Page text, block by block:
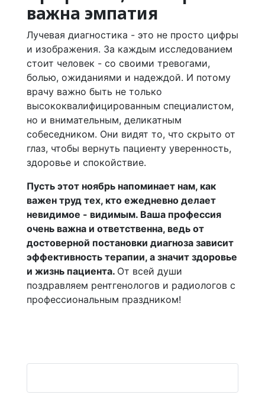
важна эмпатия
Лучевая диагностика - это не просто цифры
и изображения. За каждым исследованием
стоит человек - со своими тревогами,
болью, ожиданиями и надеждой. И потому
врачу важно быть не только
высококвалифицированным специалистом,
но и внимательным, деликатным
собеседником. Они видят то, что скрыто от
глаз, чтобы вернуть пациенту уверенность,
здоровье и спокойствие.
Пусть этот ноябрь напоминает нам, как
важен труд тех, кто ежедневно делает
невидимое - видимым. Ваша профессия
очень важна и ответственна, ведь от
достоверной постановки диагноза зависит
эффективность терапии, а значит здоровье
и жизнь пациента. От всей души
поздравляем рентгенологов и радиологов с
профессиональным праздником!